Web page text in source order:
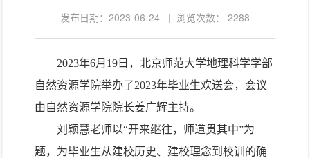
发布日期：2023-06-24 | 浏览次数： 2288
2023年6月19 日，北京师范大学地理科学学部
自然资源学院举办了2023年毕业生欢送会， 会议
由自然资源学院院长姜广辉主持。
刘颖慧老师以“开来继往，师道贯其中”为
题，为毕业生从建校历史、 建校理念到 校训 的确